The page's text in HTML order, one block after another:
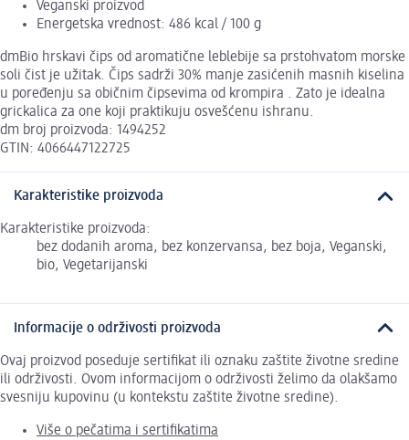
Veganski proizvod
Energetska vrednost: 486 kcal / 100 g
dmBio hrskavi čips od aromatične leblebije sa prstohvatom morske
soli čist je užitak. Čips sadrži 30% manje zasićenih masnih kiselina
u poređenju sa običnim čipsevima od krompira . Zato je idealna
grickalica za one koji praktikuju osvešćenu ishranu.
dm broj proizvoda: 1494252
GTIN: 4066447122725
Karakteristike proizvoda
Karakteristike proizvoda:
bez dodanih aroma, bez konzervansa, bez boja, Veganski,
bio, Vegetarijanski
Informacije o održivosti proizvoda
Ovaj proizvod poseduje sertifikat ili oznaku zaštite životne sredine
ili održivosti. Ovom informacijom o održivosti želimo da olakšamo
svesniju kupovinu (u kontekstu zaštite životne sredine).
Više o pečatima i sertifikatima